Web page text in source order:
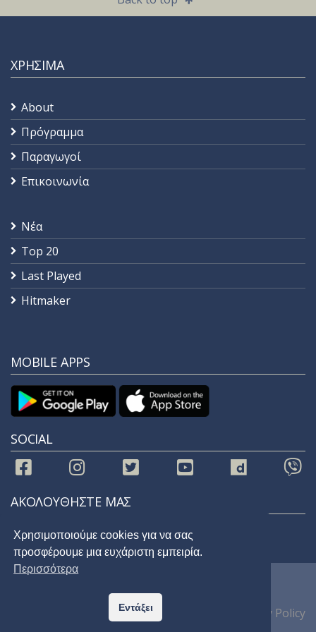
ΧΡΗΣΙΜΑ
About
Πρόγραμμα
Παραγωγοί
Επικοινωνία
Νέα
Top 20
Last Played
Hitmaker
MOBILE APPS
SOCIAL
ΑΚΟΛΟΥΘΗΣΤΕ ΜΑΣ
STAR 92.9| All Rights Reserved
Privacy Policy
Χρησιμοποιούμε cookies για να σας
προσφέρουμε μια ευχάριστη εμπειρία.
Περισσότερα
Εντάξει